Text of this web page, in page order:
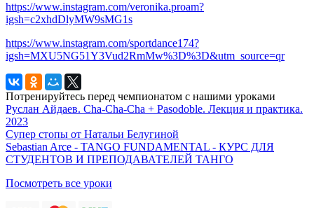
https://www.instagram.com/veronika.proam?
igsh=c2xhdDlyMW9sMG1s
https://www.instagram.com/sportdance174?
igsh=MXU5NG51Y3Vud2RmMw%3D%3D&utm_source=qr
Потренируйтесь перед чемпионатом с нашими уроками
Руслан Айдаев. Cha-Cha-Cha + Pasodoble. Лекция и практика.
2023
Супер стопы от Натальи Белугиной
Sebastian Arce - TANGO FUNDAMENTAL - КУРС ДЛЯ
СТУДЕНТОВ И ПРЕПОДАВАТЕЛЕЙ ТАНГО
Посмотреть все уроки